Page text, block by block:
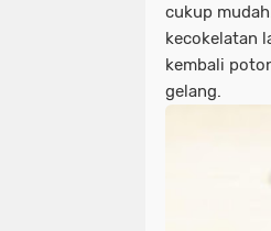
cukup
kecokelatan
kembali
gelang.